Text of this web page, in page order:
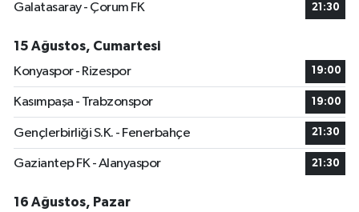
Galatasaray - Çorum FK
21:30
15 Ağustos, Cumartesi
Konyaspor - Rizespor
19:00
Kasımpaşa - Trabzonspor 19:00
Gençlerbirliği S.K. - Fenerbahçe 21:30
Gaziantep FK - Alanyaspor 21:30
16 Ağustos, Pazar